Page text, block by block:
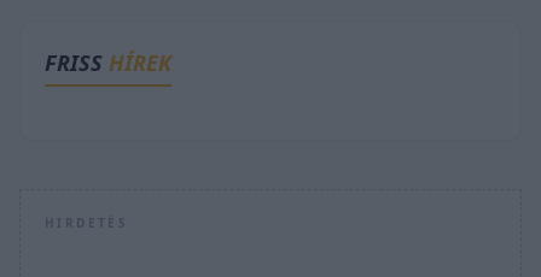
FRISS HÍREK
HIRDETÉS